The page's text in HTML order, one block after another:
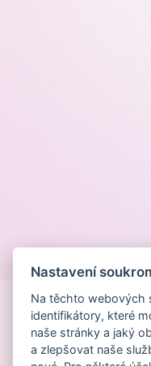
Nastavení
Na těchto webových
identifikátory, které
naše stránky a jaký
a zlepšovat naše